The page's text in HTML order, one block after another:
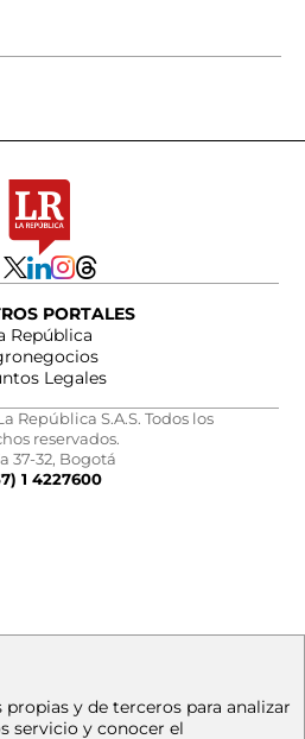
PORTALES
República
Legales
República S.A.S. Todos los
reservados.
37-32, Bogotá
1 4227600
y de terceros para analizar
servicio y conocer el